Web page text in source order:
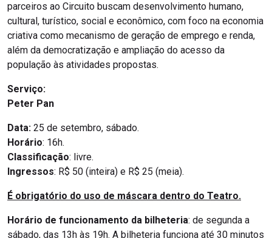
parceiros ao Circuito buscam desenvolvimento humano,
cultural, turístico, social e econômico, com foco na economia
criativa como mecanismo de geração de emprego e renda,
além da democratização e ampliação do acesso da
população às atividades propostas.
Serviço:
Peter Pan
Data: 25 de setembro, sábado.
Horário: 16h.
Classificação: livre.
Ingressos: R$ 50 (inteira) e R$ 25 (meia).
É obrigatório do uso de máscara dentro do Teatro.
Horário de funcionamento da bilheteria: de segunda a
sábado, das 13h às 19h. A bilheteria funciona até 30 minutos